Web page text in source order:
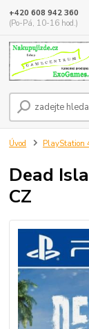
+420 608 942 360
(Po-Pá, 10-16 hod.)
Úvod PlayStation
Dead
CZ